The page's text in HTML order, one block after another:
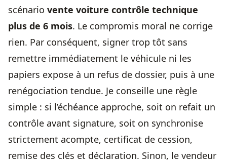
scénario vente voiture contrôle technique
plus de 6 mois. Le compromis moral ne corrige
rien. Par conséquent, signer trop tôt sans
remettre immédiatement le véhicule ni les
papiers expose à un refus de dossier, puis à une
renégociation tendue. Je conseille une règle
simple : si l’échéance approche, soit on refait un
contrôle avant signature, soit on synchronise
strictement acompte, certificat de cession,
remise des clés et déclaration. Sinon, le vendeur